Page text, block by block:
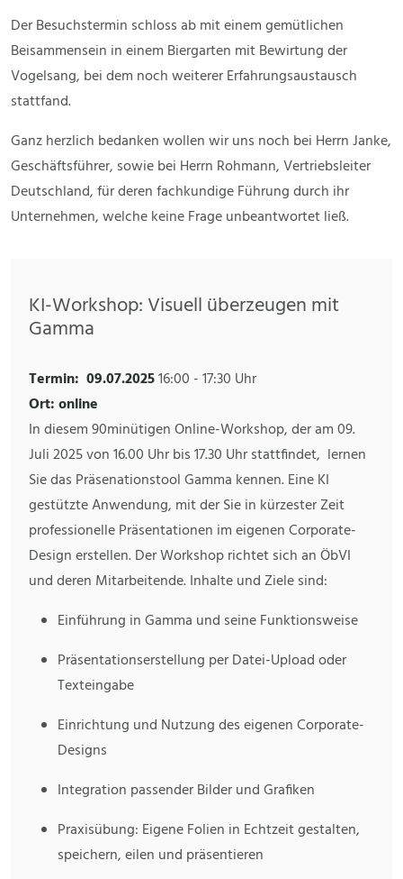
Der Besuchstermin schloss ab mit einem gemütlichen
Beisammensein in einem Biergarten mit Bewirtung der
Vogelsang, bei dem noch weiterer Erfahrungsaustausch
stattfand.
Ganz herzlich bedanken wollen wir uns noch bei Herrn Janke,
Geschäftsführer, sowie bei Herrn Rohmann, Vertriebsleiter
Deutschland, für deren fachkundige Führung durch ihr
Unternehmen, welche keine Frage unbeantwortet ließ.
KI-Workshop: Visuell überzeugen mit
Gamma
Termin: 09.07.202516:00 -17:30 Uhr
Ort: online
In diesem 90minütigen Online-Workshop, der am 09.
Juli 2025 von 16.00 Uhr bis 17.30 Uhr stattfindet, lernen
Sie das Präsenationstool Gamma kennen. Eine KI
gestützte Anwendung, mit der Sie in kürzester Zeit
professionelle Präsentationen im eigenen Corporate-
Design erstellen. Der Workshop richtet sich an ÖbVI
und deren Mitarbeitende. Inhalte und Ziele sind:
Einführung in Gamma und seine Funktionsweise
Präsentationserstellung per Datei-Upload oder
Texteingabe
Einrichtung und Nutzung des eigenen Corporate-
Designs
Integration passender Bilder und Grafiken
Praxisübung: Eigene Folien in Echtzeit gestalten,
speichern, eilen und präsentieren